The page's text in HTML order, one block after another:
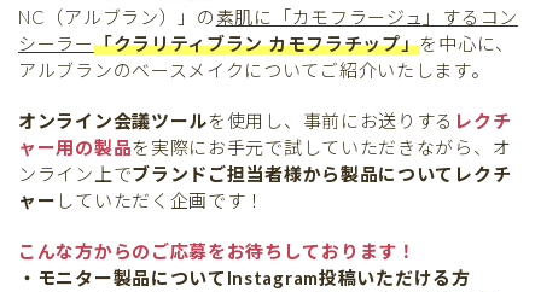
NC（アルブラン）」の 素肌に「カモフラージュ」するコン
シーラー「クラリティブラン カモフラチップ」を中心に、
アルブランのベースメイクについてご紹介いたします。
オンライン会議ツールを使用し、事前にお送りする レクチ
ャー用の製品を実際にお手元で試していただきながら、オ
ンライン上でブランドご担当者様から製品についてレクチ
ャー していただく企画です！
こんな方からのご応募をお待ちしております！
・モニター製品についてInstagram投稿いただける方